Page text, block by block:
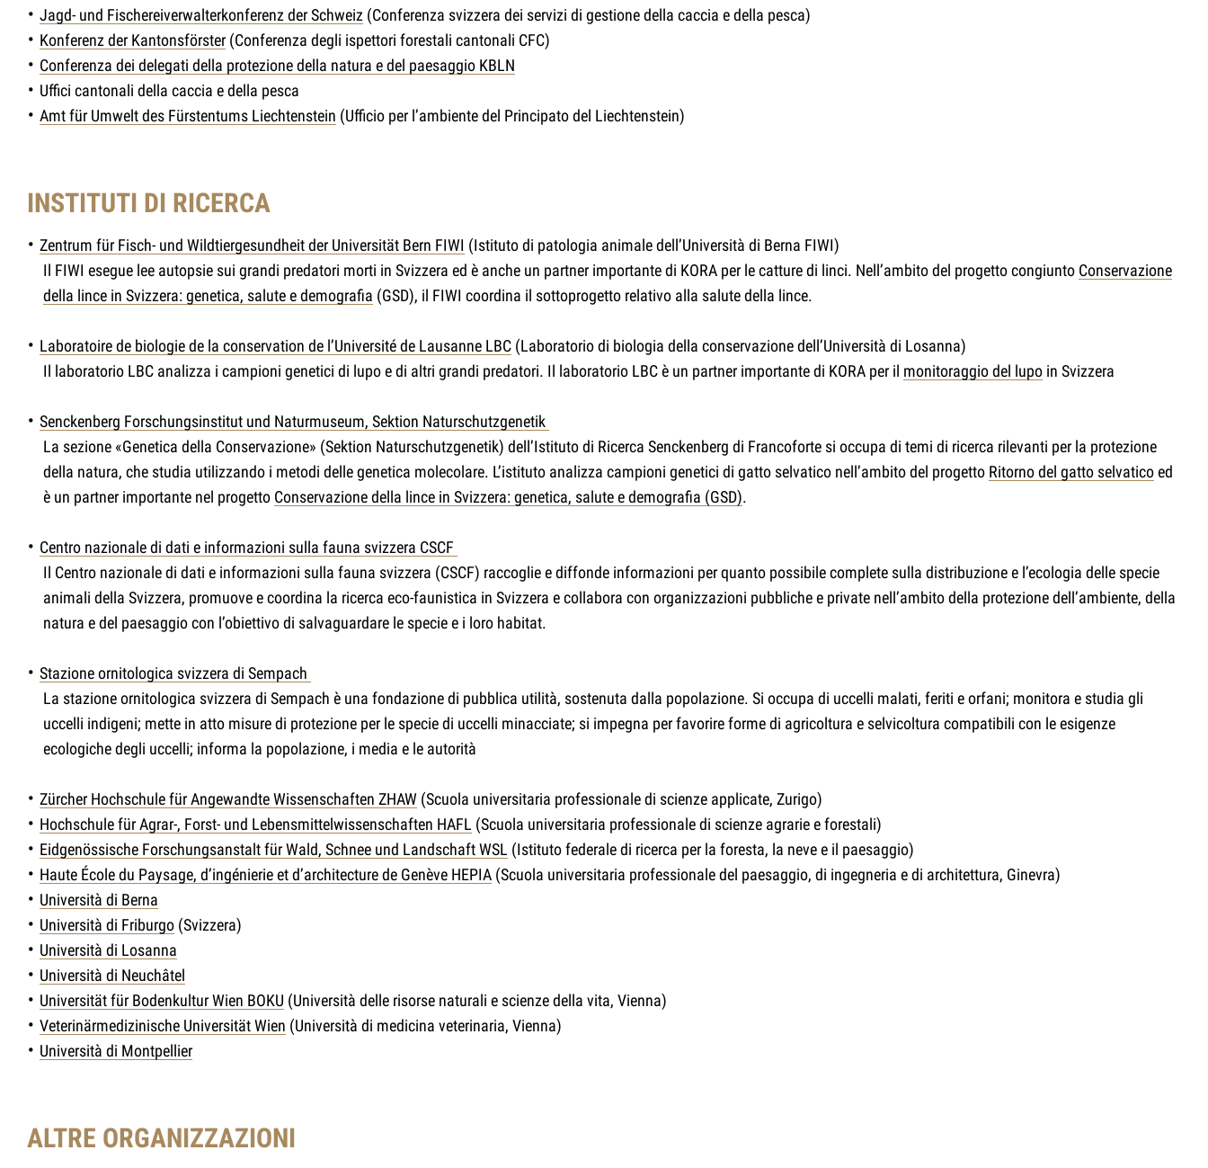
Jagd- und Fischereiverwalterkonferenz der Schweiz (Conferenza svizzera dei servizi di gestione della caccia e della pesca)
Konferenz der Kantonsförster (Conferenza degli ispettori forestali cantonali CFC)
Conferenza dei delegati della protezione della natura e del paesaggio KBLN
Uffici cantonali della caccia e della pesca
Amt für Umwelt des Fürstentums Liechtenstein (Ufficio per l’ambiente del Principato del Liechtenstein)
INSTITUTI DI RICERCA
Zentrum für Fisch- und Wildtiergesundheit der Universität Bern FIWI (Istituto di patologia animale dell’Università di Berna FIWI)
Il FIWI esegue lee autopsie sui grandi predatori morti in Svizzera ed è anche un partner importante di KORA per le catture di linci. Nell’ambito del progetto congiunto Conservazione
della lince in Svizzera: genetica, salute e demografia (GSD), il FIWI coordina il sottoprogetto relativo alla salute della lince.
Laboratoire de biologie de la conservation de l’Université de Lausanne LBC (Laboratorio di biologia della conservazione dell’Università di Losanna)
Il laboratorio LBC analizza i campioni genetici di lupo e di altri grandi predatori. Il laboratorio LBC è un partner importante di KORA per il monitoraggio del lupo in Svizzera
Senckenberg Forschungsinstitut und Naturmuseum, Sektion Naturschutzgenetik
La sezione «Genetica della Conservazione» (Sektion Naturschutzgenetik) dell’Istituto di Ricerca Senckenberg di Francoforte si occupa di temi di ricerca rilevanti per la protezione
della natura, che studia utilizzando i metodi delle genetica molecolare. L’istituto analizza campioni genetici di gatto selvatico nell’ambito del progetto Ritorno del gatto selvaticoed
è un partner importante nel progetto Conservazione della lince in Svizzera: genetica, salute e demografia (GSD).
Centro nazionale di dati e informazioni sulla fauna svizzera CSCF
Il Centro nazionale di dati e informazioni sulla fauna svizzera (CSCF) raccoglie e diffonde informazioni per quanto possibile complete sulla distribuzione e l’ecologia delle specie
animali della Svizzera, promuove e coordina la ricerca eco-faunistica in Svizzera e collabora con organizzazioni pubbliche e private nell’ambito della protezione dell’ambiente, della
natura e del paesaggio con l’obiettivo di salvaguardare le specie e i loro habitat.
Stazione ornitologica svizzera di Sempach
La stazione ornitologica svizzera di Sempach è una fondazione di pubblica utilità, sostenuta dalla popolazione. Si occupa di uccelli malati, feriti e orfani; monitora e studia gli
uccelli indigeni; mette in atto misure di protezione per le specie di uccelli minacciate; si impegna per favorire forme di agricoltura e selvicoltura compatibili con le esigenze
ecologiche degli uccelli; informa la popolazione, i media e le autorità
Zürcher Hochschule für Angewandte Wissenschaften ZHAW (Scuola universitaria professionale di scienze applicate, Zurigo)
Hochschule für Agrar-, Forst- und Lebensmittelwissenschaften HAFL (Scuola universitaria professionale di scienze agrarie e forestali)
Eidgenössische Forschungsanstalt für Wald, Schnee und Landschaft WSL (Istituto federale di ricerca per la foresta, la neve e il paesaggio)
Haute École du Paysage, d’ingénierie et d’architecture de Genève HEPIA (Scuola universitaria professionale del paesaggio, di ingegneria e di architettura, Ginevra)
Università di Berna
Università di Friburgo (Svizzera)
Università di Losanna
Università di Neuchâtel
Universität für Bodenkultur Wien BOKU (Università delle risorse naturali e scienze della vita, Vienna)
Veterinärmedizinische Universität Wien (Università di medicina veterinaria, Vienna)
Università di Montpellier
ALTRE ORGANIZZAZIONI